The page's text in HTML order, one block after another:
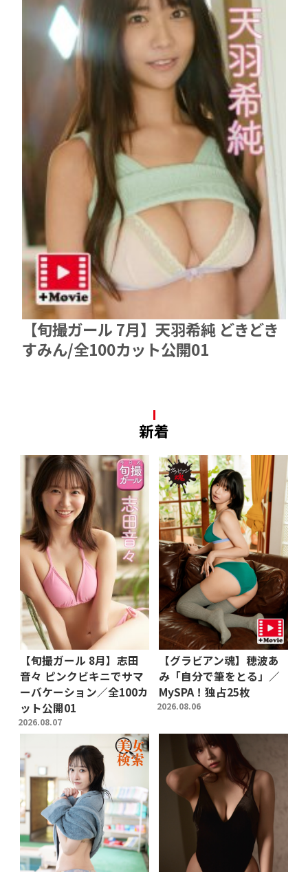
【旬撮ガール 7月】天羽希純 どきどき
すみん/全100カット公開01
新着
【旬撮ガール 8月】志田
音々 ピンクビキニでサマ
ーバケーション／全100カ
ット公開01
2026.08.07
【グラビアン魂】穂波あ
み「自分で筆をとる」／
MySPA！独占25枚
2026.08.06